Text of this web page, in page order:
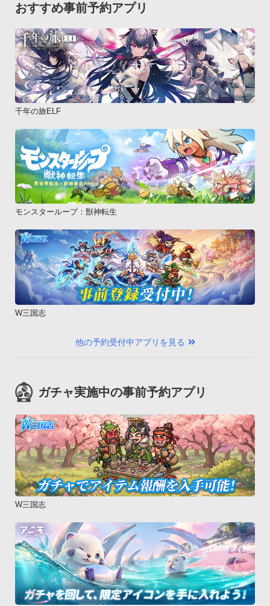
おすすめ事前予約アプリ
千年の旅ELF
モンスターループ：獣神転生
W三国志
他の予約受付中アプリを見る
ガチャ実施中の事前予約アプリ
W三国志